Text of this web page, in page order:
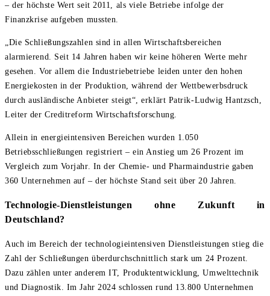
– der höchste Wert seit 2011, als viele Betriebe infolge der
Finanzkrise aufgeben mussten.
„Die Schließungszahlen sind in allen Wirtschaftsbereichen
alarmierend. Seit 14 Jahren haben wir keine höheren Werte mehr
gesehen. Vor allem die Industriebetriebe leiden unter den hohen
Energiekosten in der Produktion, während der Wettbewerbsdruck
durch ausländische Anbieter steigt“, erklärt Patrik-Ludwig Hantzsch,
Leiter der Creditreform Wirtschaftsforschung.
Allein in energieintensiven Bereichen wurden 1.050
Betriebsschließungen registriert – ein Anstieg um 26 Prozent im
Vergleich zum Vorjahr. In der Chemie- und Pharmaindustrie gaben
360 Unternehmen auf – der höchste Stand seit über 20 Jahren.
Technologie-Dienstleistungen ohne Zukunft in
Deutschland?
Auch im Bereich der technologieintensiven Dienstleistungen stieg die
Zahl der Schließungen überdurchschnittlich stark um 24 Prozent.
Dazu zählen unter anderem IT, Produktentwicklung, Umwelttechnik
und Diagnostik. Im Jahr 2024 schlossen rund 13.800 Unternehmen